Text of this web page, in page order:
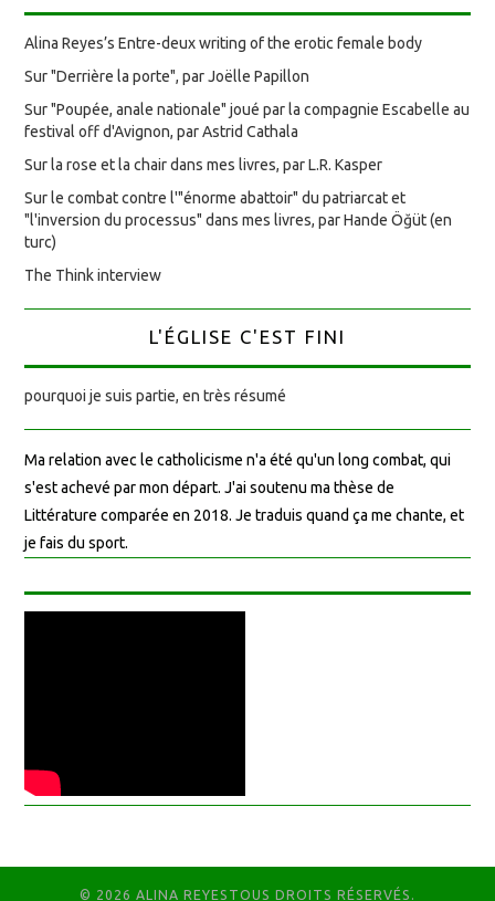
Alina Reyes’s Entre-deux writing of the erotic female body
Sur "Derrière la porte", par Joëlle Papillon
Sur "Poupée, anale nationale" joué par la compagnie Escabelle au
festival off d'Avignon, par Astrid Cathala
Sur la rose et la chair dans mes livres, par L.R. Kasper
Sur le combat contre l'"énorme abattoir" du patriarcat et
"l'inversion du processus" dans mes livres, par Hande Öğüt (en
turc)
The Think interview
L'ÉGLISE C'EST FINI
pourquoi je suis partie, en très résumé
Ma relation avec le catholicisme n'a été qu'un long combat, qui
s'est achevé par mon départ. J'ai soutenu ma thèse de
Littérature comparée en 2018. Je traduis quand ça me chante, et
je fais du sport.
© 2026 ALINA REYESTOUS DROITS RÉSERVÉS.